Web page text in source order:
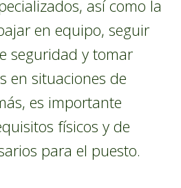
así como la
en equipo, seguir
seguridad y tomar
en situaciones de
es importante
físicos y de
para el puesto.